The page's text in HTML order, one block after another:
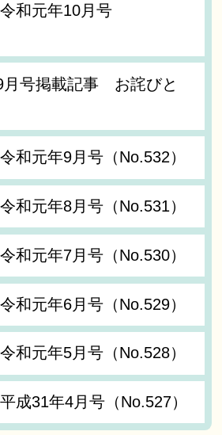
和元年10月号
月号掲載記事 お詫びと
和元年9月号（No.532）
和元年8月号（No.531）
和元年7月号（No.530）
和元年6月号（No.529）
和元年5月号（No.528）
成31年4月号（No.527）